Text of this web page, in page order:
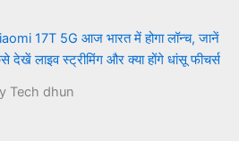
17T 5G आज भारत में होगा लॉन्च, जानें
देखें लाइव स्ट्रीमिंग और क्या होंगे धांसू फीचर्स
Tech dhun